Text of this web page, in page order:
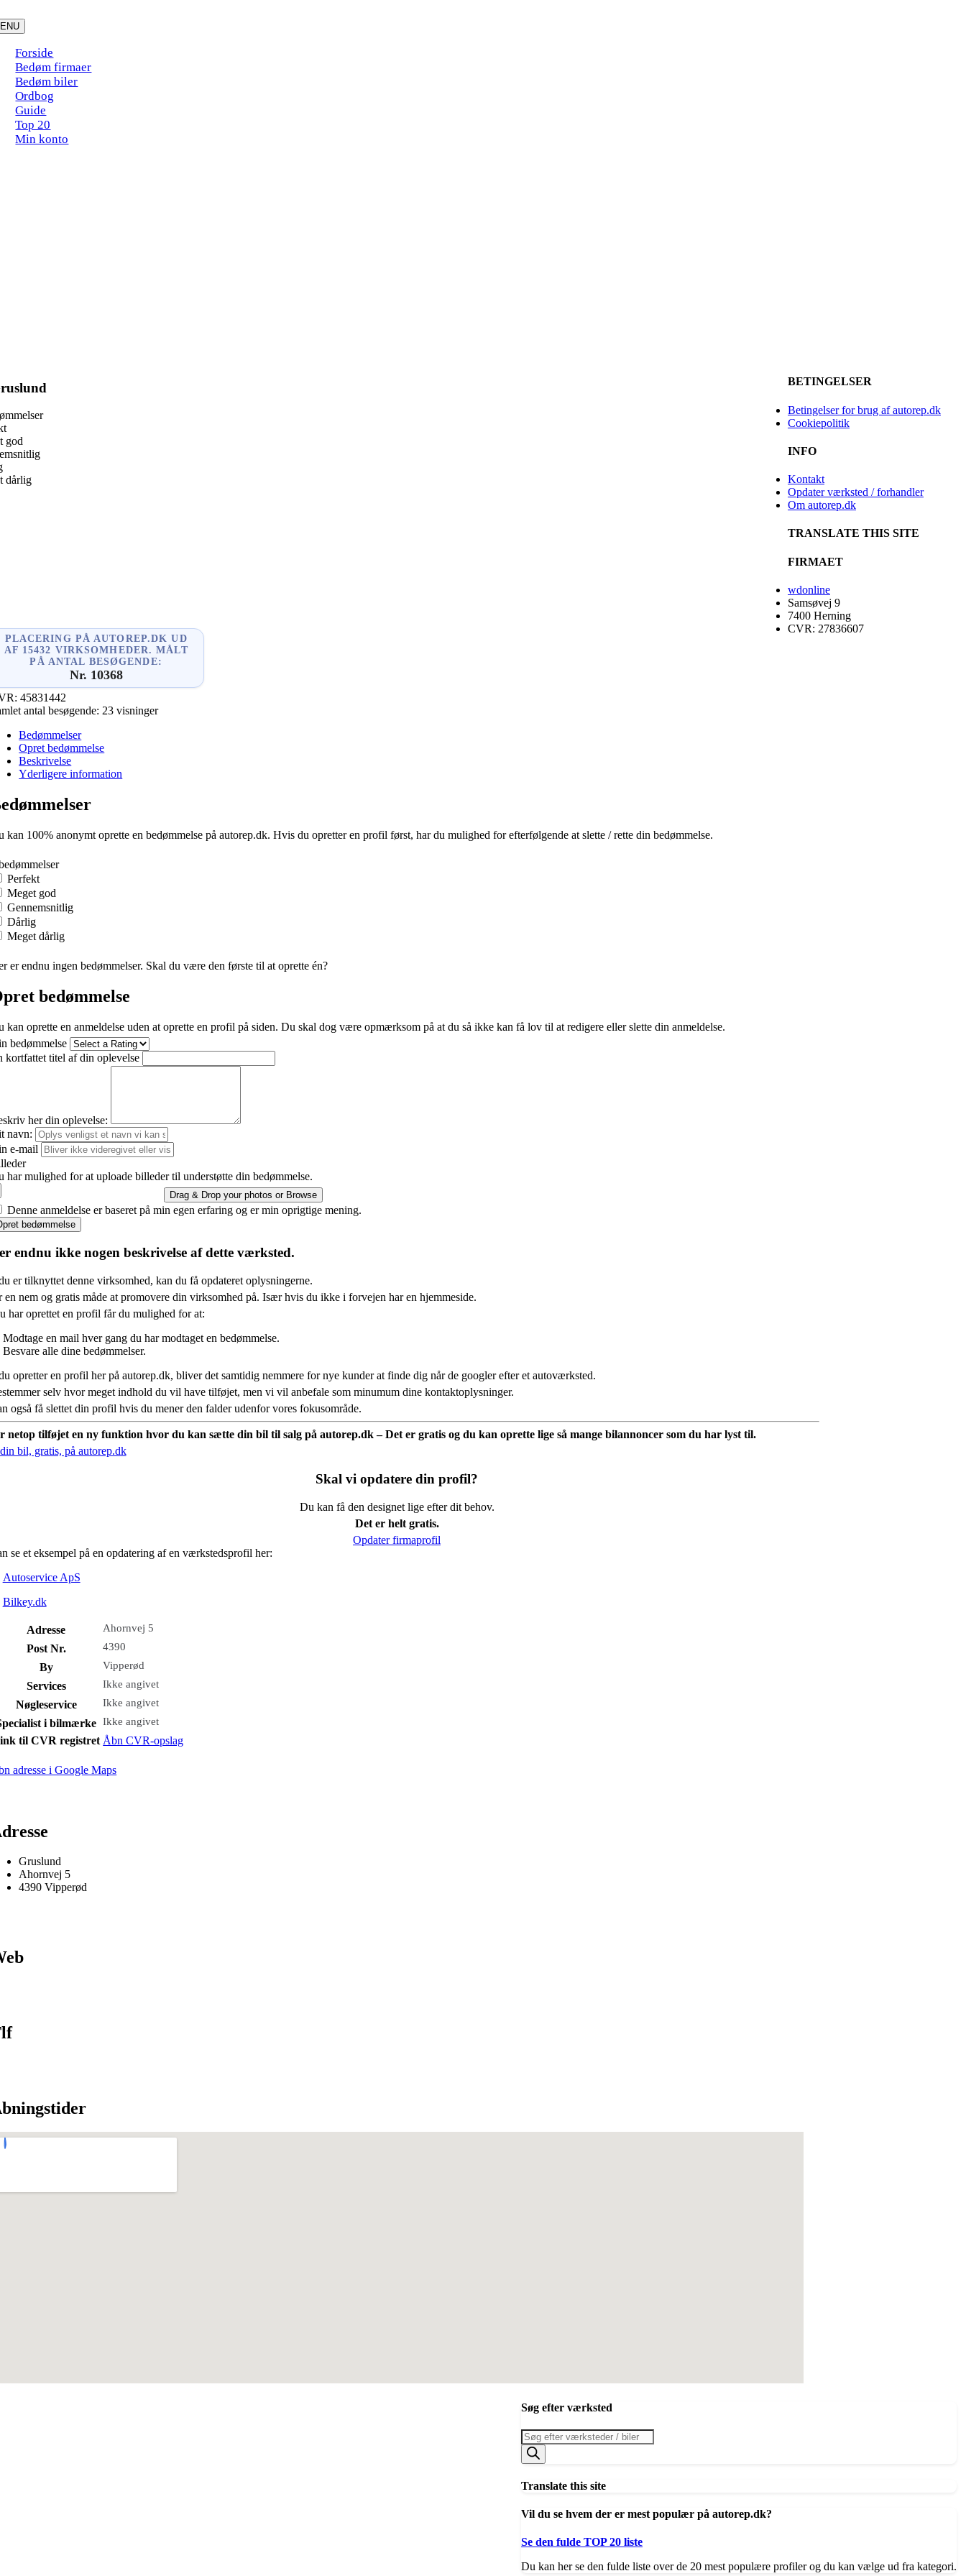
to
content
Forside
Bedøm firmaer
Bedøm biler
Ordbog
Guide
Top 20
Min konto
god
dårlig
PLACERING PÅ AUTOREP.DK UD
AF 15432 VIRKSOMHEDER. MÅLT
PÅ ANTAL BESØGENDE:
Nr. 10368
45831442
antal besøgende: 23 visninger
Bedømmelser
Opret bedømmelse
Beskrivelse
Yderligere information
kan 100% anonymt oprette en bedømmelse på autorep.dk. Hvis du opretter en profil først, har du mulighed for efterfølgende at slette / rette din bedømmelse.
Perfekt
Meget god
Gennemsnitlig
Dårlig
Meget dårlig
er endnu ingen bedømmelser. Skal du være den første til at oprette én?
bedømmelse
kan oprette en anmeldelse uden at oprette en profil på siden. Du skal dog være opmærksom på at du så ikke kan få lov til at redigere eller slette din anmeldelse.
bedømmelse
kortfattet titel af din oplevelse
her din oplevelse:
navn:
e-mail
har mulighed for at uploade billeder til understøtte din bedømmelse.
Drag & Drop your photos or Browse
Denne anmeldelse er baseret på min egen erfaring og er min oprigtige mening.
bedømmelse
endnu ikke nogen beskrivelse af dette værksted.
er tilknyttet denne virksomhed, kan du få opdateret oplysningerne.
en nem og gratis måde at promovere din virksomhed på. Især hvis du ikke i forvejen har en hjemmeside.
har oprettet en profil får du mulighed for at:
Modtage en mail hver gang du har modtaget en bedømmelse.
Besvare alle dine bedømmelser.
opretter en profil her på autorep.dk, bliver det samtidig nemmere for nye kunder at finde dig når de googler efter et autoværksted.
selv hvor meget indhold du vil have tilføjet, men vi vil anbefale som minumum dine kontaktoplysninger.
også få slettet din profil hvis du mener den falder udenfor vores fokusområde.
netop tilføjet en ny funktion hvor du kan sætte din bil til salg på autorep.dk – Det er gratis og du kan oprette lige så mange bilannoncer som du har lyst til.
bil, gratis, på autorep.dk
Skal vi opdatere din profil?
Du kan få den designet lige efter dit behov.
Det er helt gratis.
Opdater firmaprofil
se et eksempel på en opdatering af en værkstedsprofil her:
Autoservice ApS
Bilkey.dk
Adresse Ahornvej 5
Post Nr. 4390
By Vipperød
Services Ikke angivet
Nøgleservice Ikke angivet
i bilmærke Ikke angivet
til CVR registret Åbn CVR-opslag
adresse i Google Maps
Gruslund
Ahornvej 5
4390 Vipperød
Søg efter værksted
Products
search
Translate this site
Vil du se hvem der er mest populær på autorep.dk?
Se den fulde TOP 20 liste
Du kan her se den fulde liste over de 20 mest populære profiler og du kan vælge ud fra kategori.
BETINGELSER
Betingelser for brug af autorep.dk
Cookiepolitik
INFO
Kontakt
Opdater værksted / forhandler
Om autorep.dk
TRANSLATE THIS SITE
FIRMAET
wdonline
Samsøvej 9
7400 Herning
CVR: 27836607